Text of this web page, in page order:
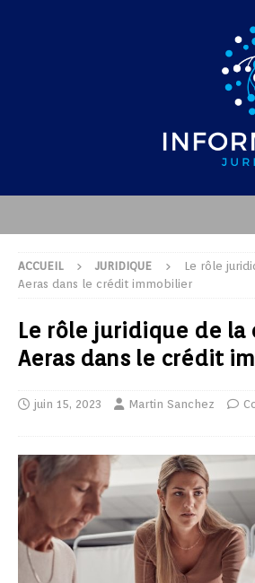
ACCUEIL JURIDIQUE
Le rôle
Aeras dans le crédit immobilier
Le rôle juridique de la
Aeras dans le crédit
juin 15, 2023 Martin Sanchez